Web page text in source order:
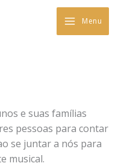
Menu
e suas famílias
pessoas para contar
se juntar a nós para
musical.